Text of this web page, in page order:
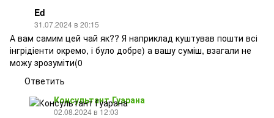
Ed
31.07.2024 в 20:15
А вам самим цей чай як?? Я наприклад куштував пошти всі
інгрідіенти окремо, і було добре) а вашу суміш, взагали не
можу зрозуміти(0
Ответить
Консультант Гуарана
02.08.2024 в 12:03